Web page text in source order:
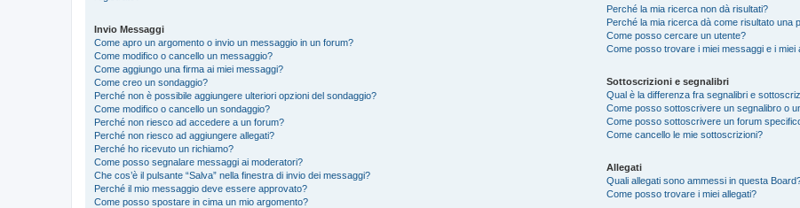
Invio Messaggi
Come apro un argomento o invio un messaggio in un forum?
Come modifico o cancello un messaggio?
Come aggiungo una firma ai miei messaggi?
Come creo un sondaggio?
Perché non è possibile aggiungere ulteriori opzioni del sondaggio?
Come modifico o cancello un sondaggio?
Perché non riesco ad accedere a un forum?
Perché non riesco ad aggiungere allegati?
Perché ho ricevuto un richiamo?
Come posso segnalare messaggi ai moderatori?
Che cos’è il pulsante “Salva” nella finestra di invio dei messaggi?
Perché il mio messaggio deve essere approvato?
Come posso spostare in cima un mio argomento?
Perché la mia ricerca non dà risultati?
Perché la mia ricerca dà come risultato una
Come posso cercare un utente?
Come posso trovare i miei messaggi e i miei
Sottoscrizioni e segnalibri
Qual è la differenza fra segnalibri e
Come posso sottoscrivere un segnalibro o
Come posso sottoscrivere un forum
Come cancello le mie sottoscrizioni?
Allegati
Quali allegati sono ammessi in questa
Come posso trovare i miei allegati?